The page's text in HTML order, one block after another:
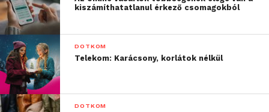
kiszámíthatatlanul érkező csomagokból
DOTKOM
Telekom: Karácsony, korlátok nélkül
DOTKOM